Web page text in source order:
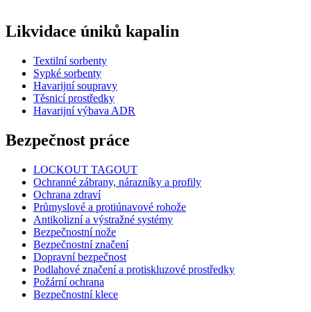
Likvidace úniků kapalin
Textilní sorbenty
Sypké sorbenty
Havarijní soupravy
Těsnicí prostředky
Havarijní výbava ADR
Bezpečnost práce
LOCKOUT TAGOUT
Ochranné zábrany, nárazníky a profily
Ochrana zdraví
Průmyslové a protiúnavové rohože
Antikolizní a výstražné systémy
Bezpečnostní nože
Bezpečnostní značení
Dopravní bezpečnost
Podlahové značení a protiskluzové prostředky
Požární ochrana
Bezpečnostní klece